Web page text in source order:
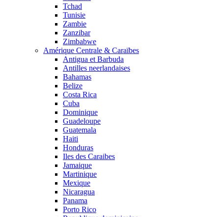
Tchad
Tunisie
Zambie
Zanzibar
Zimbabwe
Amérique Centrale & Caraïbes
Antigua et Barbuda
Antilles neerlandaises
Bahamas
Belize
Costa Rica
Cuba
Dominique
Guadeloupe
Guatemala
Haiti
Honduras
Iles des Caraibes
Jamaique
Martinique
Mexique
Nicaragua
Panama
Porto Rico